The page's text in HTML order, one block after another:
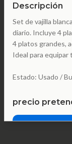
Descripción
Set de vajilla
diario. Incluye 4
4 platos grandes,
Ideal para equipar
Estado: Usado /
precio